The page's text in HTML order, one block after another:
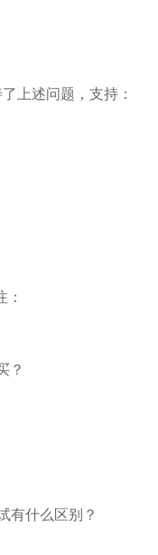
上述问题，支持：
？
有什么区别？